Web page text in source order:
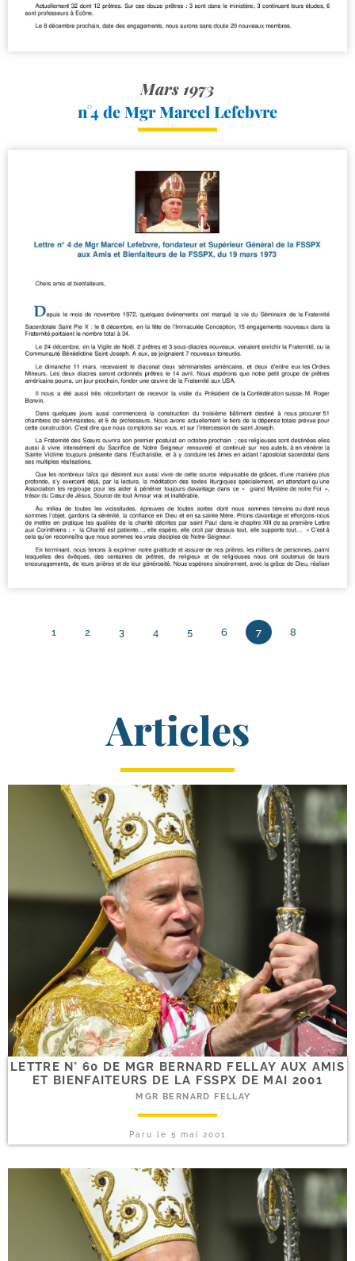
Mars 1973
n°4 de Mgr Marcel Lefebvre
1 2 3 4 5 6 7 8
Articles
LETTRE N° 60 DE MGR BERNARD FELLAY AUX AMIS
ET BIENFAITEURS DE LA FSSPX DE MAI 2001
MGR BERNARD FELLAY
Paru le 5 mai 2001